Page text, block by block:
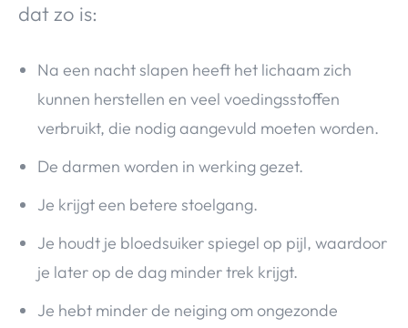
dat zo is:
Na een nacht slapen heeft het lichaam zich
kunnen herstellen en veel voedingsstoffen
verbruikt, die nodig aangevuld moeten worden.
De darmen worden in werking gezet.
Je krijgt een betere stoelgang.
Je houdt je bloedsuiker spiegel op pijl, waardoor
je later op de dag minder trek krijgt.
Je hebt minder de neiging om ongezonde